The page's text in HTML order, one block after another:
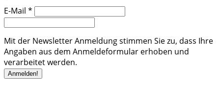
E-Mail *
Mit der Newsletter Anmeldung stimmen Sie zu, dass Ihre
Angaben aus dem Anmeldeformular erhoben und
verarbeitet werden.